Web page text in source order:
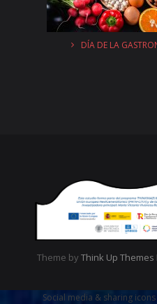
DÍA DE LA
Theme by Think Up Themes
Social media & sharing